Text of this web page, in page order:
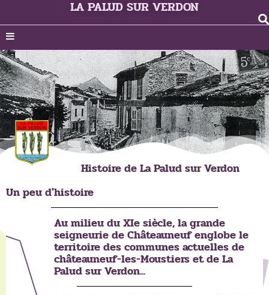
LA PALUD SUR VERDON
Histoire de La Palud sur Verdon
Un peu d'histoire
Au milieu du XIe siècle, la grande
seigneurie de Châteauneuf englobe le
territoire des communes actuelles de
châteauneuf-les-Moustiers et de La
Palud sur Verdon...